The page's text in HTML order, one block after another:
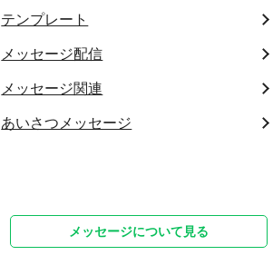
テンプレート
メッセージ配信
メッセージ関連
あいさつメッセージ
メッセージについて見る